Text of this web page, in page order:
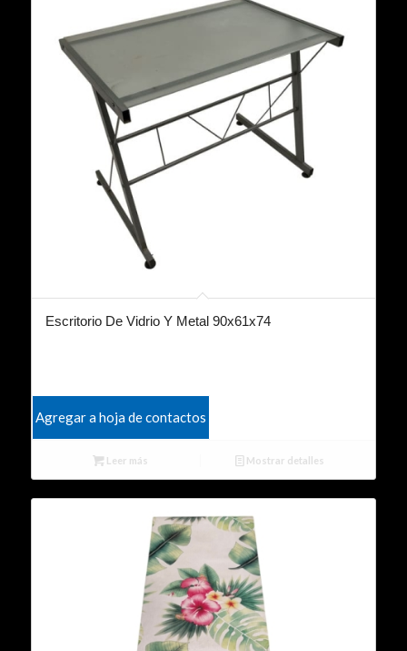
Escritorio De Vidrio Y Metal 90x61x74
Agregar a hoja de contactos
Leer más Mostrar detalles